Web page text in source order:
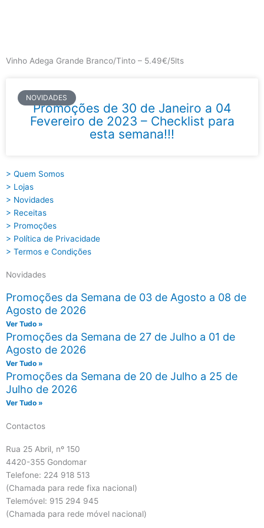
Vinho Adega Grande Branco/Tinto – 5.49€/5lts
NOVIDADES
Promoções de 30 de Janeiro a 04
Fevereiro de 2023 – Checklist para
esta semana!!!
> Quem Somos
> Lojas
> Novidades
> Receitas
> Promoções
> Política de Privacidade
> Termos e Condições
Novidades
Promoções da Semana de 03 de Agosto a 08 de
Agosto de 2026
Ver Tudo »
Promoções da Semana de 27 de Julho a 01 de
Agosto de 2026
Ver Tudo »
Promoções da Semana de 20 de Julho a 25 de
Julho de 2026
Ver Tudo »
Contactos
Rua 25 Abril, nº 150
4420-355 Gondomar
Telefone: 224 918 513
(Chamada para rede fixa nacional)
Telemóvel: 915 294 945
(Chamada para rede móvel nacional)